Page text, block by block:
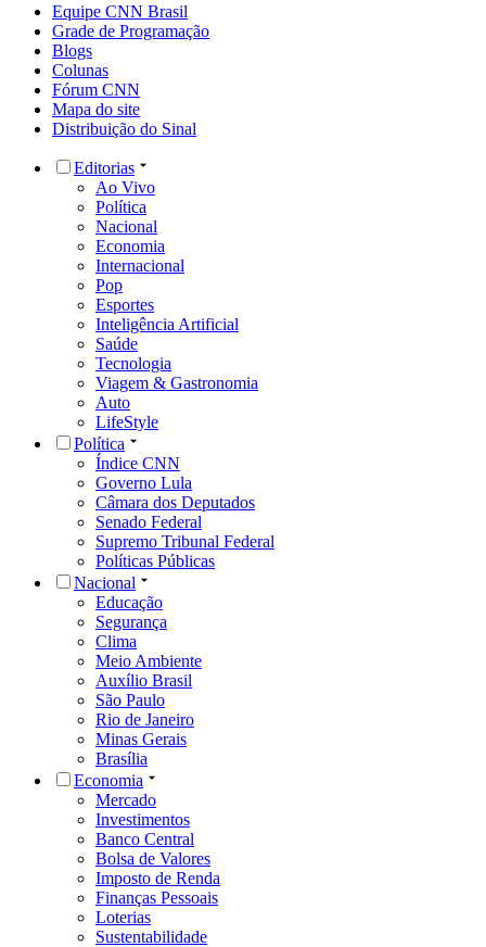
Equipe CNN Brasil
Grade de Programação
Blogs
Colunas
Fórum CNN
Mapa do site
Distribuição do Sinal
Editorias
Ao Vivo
Política
Nacional
Economia
Internacional
Pop
Esportes
Inteligência Artificial
Saúde
Tecnologia
Viagem & Gastronomia
Auto
LifeStyle
Política
Índice CNN
Governo Lula
Câmara dos Deputados
Senado Federal
Supremo Tribunal Federal
Políticas Públicas
Nacional
Educação
Segurança
Clima
Meio Ambiente
Auxílio Brasil
São Paulo
Rio de Janeiro
Minas Gerais
Brasília
Economia
Mercado
Investimentos
Banco Central
Bolsa de Valores
Imposto de Renda
Finanças Pessoais
Loterias
Sustentabilidade